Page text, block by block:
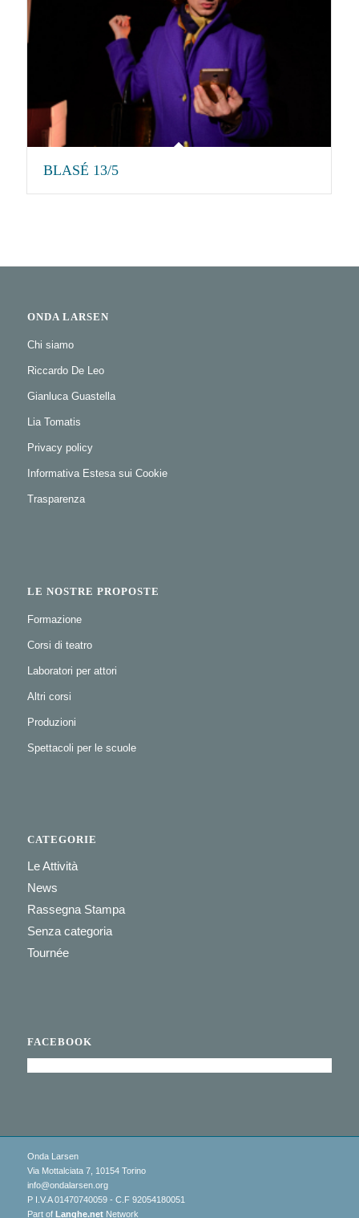
BLASÉ 13/5
ONDA LARSEN
Chi siamo
Riccardo De Leo
Gianluca Guastella
Lia Tomatis
Privacy policy
Informativa Estesa sui Cookie
Trasparenza
LE NOSTRE PROPOSTE
Formazione
Corsi di teatro
Laboratori per attori
Altri corsi
Produzioni
Spettacoli per le scuole
CATEGORIE
Le Attività
News
Rassegna Stampa
Senza categoria
Tournée
FACEBOOK
Onda Larsen
Via Mottalciata 7, 10154 Torino
info@ondalarsen.org
P I.V.A 01470740059 - C.F 92054180051
Part of Langhe.netNetwork